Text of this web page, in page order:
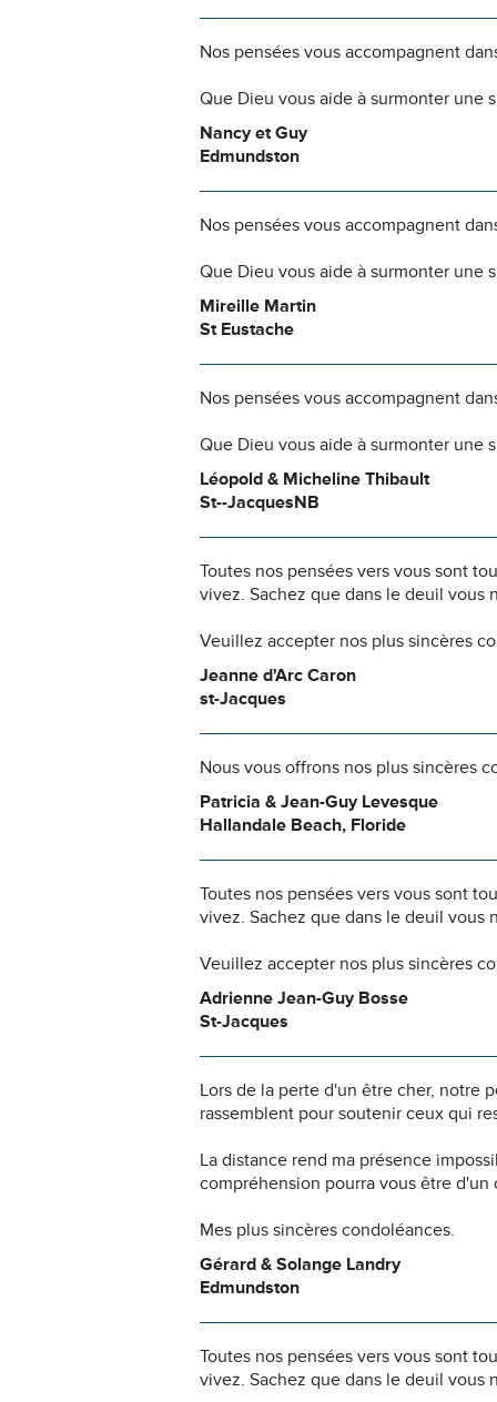
Nos pensées vous accompagnent
Que Dieu vous aide à surmonter une
Nancy et Guy
Edmundston
Nos pensées vous accompagnent
Que Dieu vous aide à surmonter une
Mireille Martin
St Eustache
Nos pensées vous accompagnent
Que Dieu vous aide à surmonter une
Léopold & Micheline Thibault
St--JacquesNB
Toutes nos pensées vers vous sont
vivez. Sachez que dans le deuil vous
Veuillez accepter nos plus sincères
Jeanne d'Arc Caron
st-Jacques
Nous vous offrons nos plus sincères
Patricia & Jean-Guy Levesque
Hallandale Beach, Floride
Toutes nos pensées vers vous sont
vivez. Sachez que dans le deuil vous
Veuillez accepter nos plus sincères
Adrienne Jean-Guy Bosse
St-Jacques
Lors de la perte d'un être cher, notre
rassemblent pour soutenir ceux qui
La distance rend ma présence
compréhension pourra vous être d'un
Mes plus sincères condoléances.
Gérard & Solange Landry
Edmundston
Toutes nos pensées vers vous sont
vivez. Sachez que dans le deuil vous